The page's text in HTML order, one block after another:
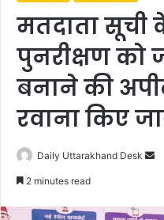
मतदाता सूची
पुनरीक्षण
बनाने की
रवाना किए
Daily Uttarakhand Desk
d
2 minutes read